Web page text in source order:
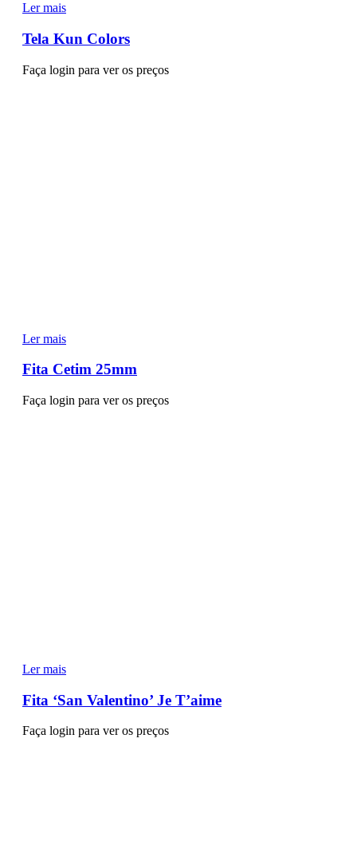
Ler mais
Tela Kun Colors
Faça login para ver os preços
Ler mais
Fita Cetim 25mm
Faça login para ver os preços
Ler mais
Fita ‘San Valentino’ Je T’aime
Faça login para ver os preços